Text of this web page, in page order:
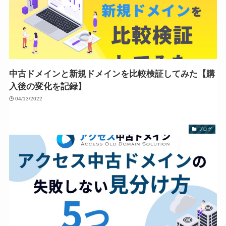
中古ドメインと新規ドメインを比較検証してみた【購
入後の変化を記録】
04/13/2022
ブログ